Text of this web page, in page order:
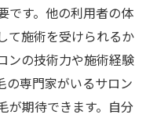
です。他の利用者の体
て施術を受けられるか
ンの技術力や施術経験
の専門家がいるサロン
が期待できます。自分